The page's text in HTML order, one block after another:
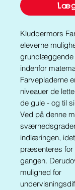
Kluddermors
eleverne
indenfor
Farvepladerne
niveauer de
de gule - og til
Ved på denne
indlæringen,
præsenteres for
gangen.
mulighed for